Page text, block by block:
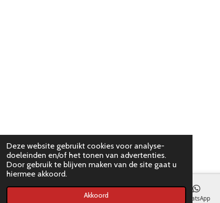
Deze website gebruikt cookies voor analyse-
doeleinden en/of het tonen van advertenties.
Door gebruik te blijven maken van de site gaat u
hiermee akkoord.
Akkoord
E-mailadres WhatsApp